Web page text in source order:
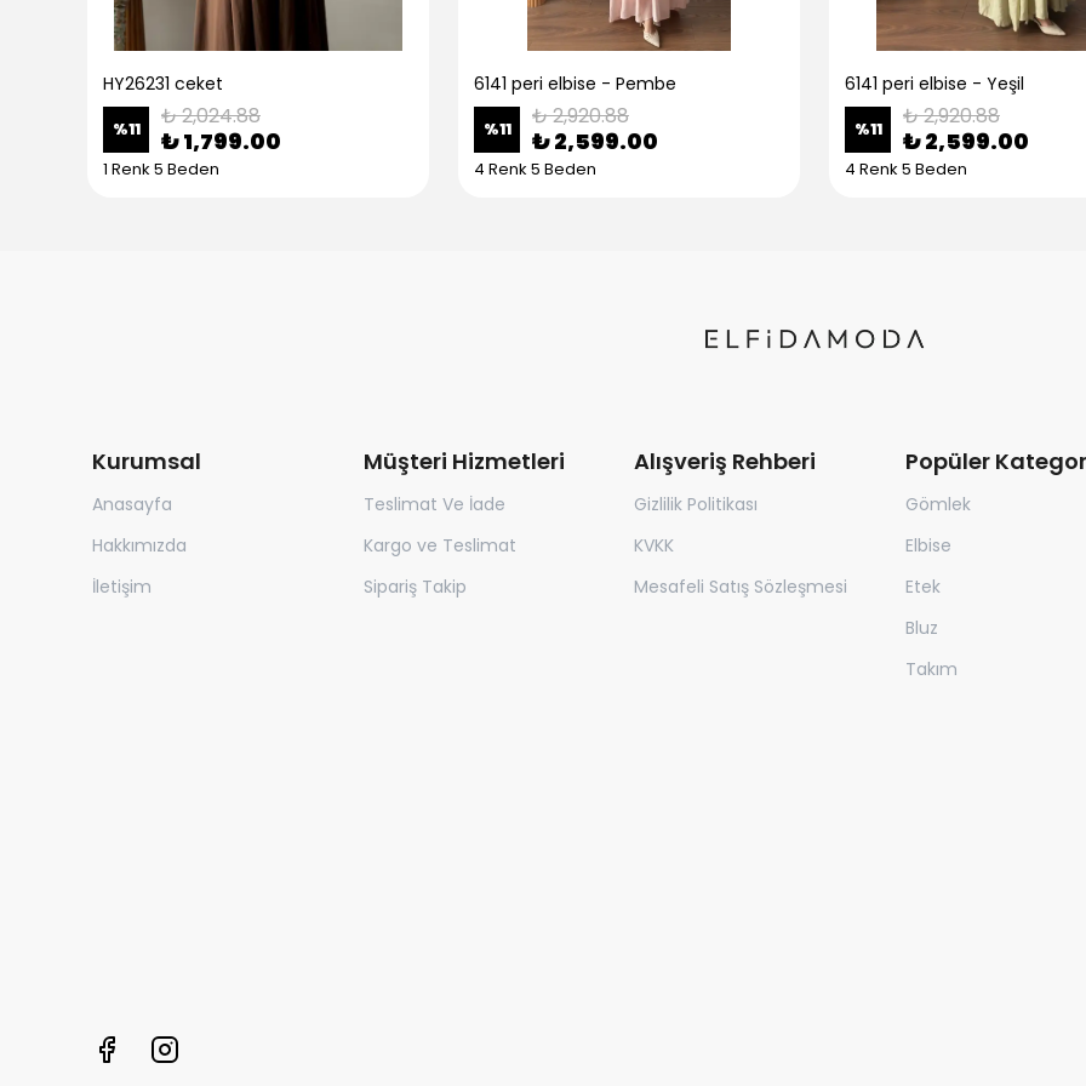
HY26231 ceket
%11 ₺ 2,024.88
₺ 1,799.00
1 Renk 5 Beden
6141 peri elbise - Pembe
%11 ₺ 2,920.88
₺ 2,599.00
4 Renk 5 Beden
6141 peri elbise - Yeşil
%11 ₺ 2,920.88
₺ 2,599.00
4 Renk 5 Beden
Kurumsal
Anasayfa
Hakkımızda
İletişim
Müşteri Hizmetleri
Teslimat Ve İade
Kargo ve Teslimat
Sipariş Takip
Alışveriş Rehberi
Gizlilik Politikası
KVKK
Mesafeli Satış Sözleşmesi
Popüler
Gömlek
Elbise
Etek
Bluz
Takım